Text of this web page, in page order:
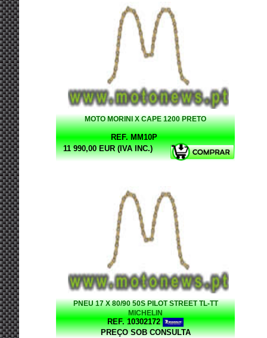
MOTO MORINI X CAPE 1200 PRETO
REF. MM10P
11 990,00 EUR (IVA INC.)
PNEU 17 X 80/90 50S PILOT STREET TL-TT
MICHELIN
REF. 10302172
PREÇO SOB CONSULTA